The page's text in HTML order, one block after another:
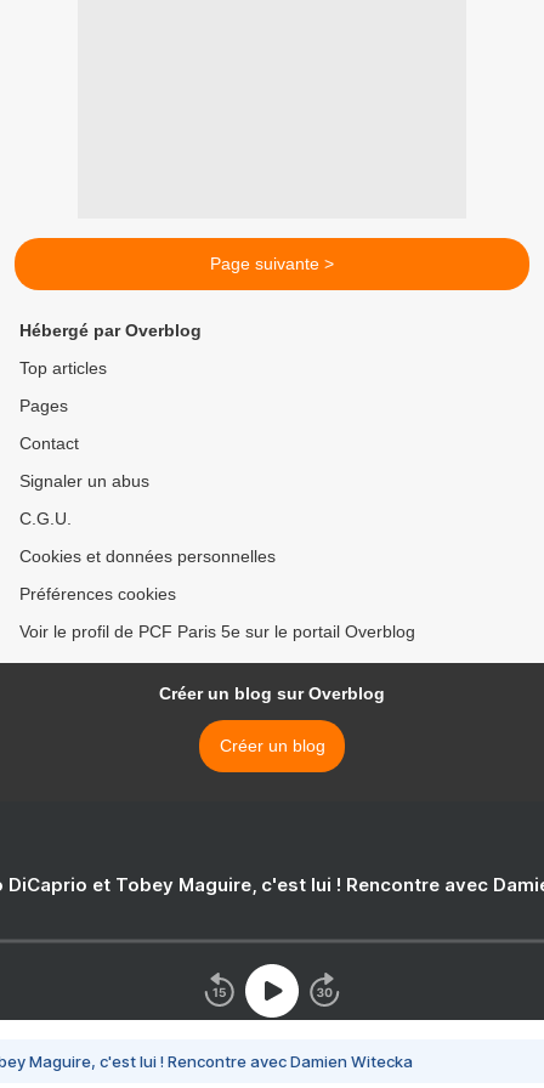
Page suivante >
Hébergé par Overblog
Top articles
Pages
Contact
Signaler un abus
C.G.U.
Cookies et données personnelles
Préférences cookies
Voir le profil de PCF Paris 5e sur le portail Overblog
Créer un blog sur Overblog
Créer un blog
DiCaprio et Tobey Maguire, c'est lui ! Rencontre avec
Maguire, c'est lui ! Rencontre avec Damien Witecka